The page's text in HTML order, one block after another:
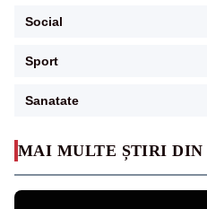
MAI MULTE ȘTIRI DIN
Social
Sport
Sanatate